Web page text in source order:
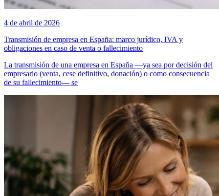
4 de abril de 2026
Transmisión de empresa en España: marco jurídico, IVA y
obligaciones en caso de venta o fallecimiento
La transmisión de una empresa en España —ya sea por decisión del
empresario (venta, cese definitivo, donación) o como consecuencia
de su fallecimiento— se